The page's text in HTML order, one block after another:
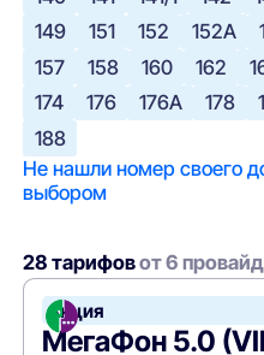
149
151 152 152А
157
158 160 162
174
176 176А 178
188
Не нашли номер своего
выбором
28 тарифовот 6
Акция
МегаФон 5.0